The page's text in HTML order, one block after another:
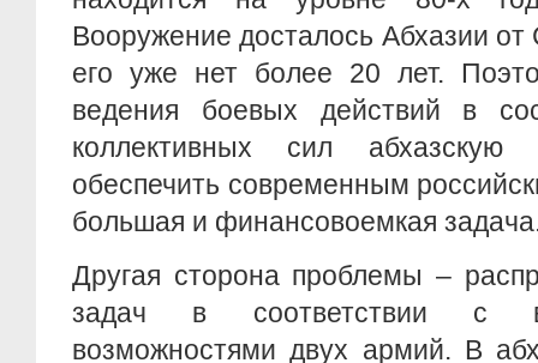
Вооружение досталось Абхазии
его уже нет более 20 лет.
ведения боевых действий в
коллективных сил
обеспечить современным
большая и финансовоемкая
Другая сторона проблемы –
задач в соответствии с
возможностями двух армий. В